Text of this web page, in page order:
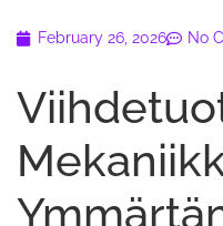
February 26, 2026 No